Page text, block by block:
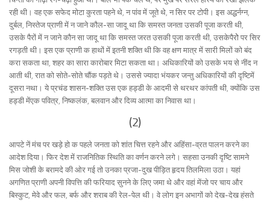
रही थी। वह एक सफेद मोटा कुरता पहने थे, न पांव में जूते थे, न सिर पर टोपी। इस अद्धर्नग्न,
दुर्बल, निस्तेज प्राणी में न जाने कौल-सा जादू था कि समस्त जनता उसकी पूजा करती थी,
उसके पैरों में न जाने कौन सा जादू था कि समस्त जरत उसकी पूजा करती थी, उसकेपैरोे पर सिर
रगड़ती थी। इस एक प्राणी क हाथों में इतनी शक्ति थी कि वह क्षण मात्र में सारी मिलों को बंद
करा सकता था, शहर का सारा कारोबार मिटा सकता था। अधिकारियों को उसके भय से नींद न
आती थी, रात को सोते-सोते चौंक पड़ते थे। उससे ज्यादा भंयकर जन्तु अधिकारियों की दृष्टिमें
दूसरा नथा। ये प्रचंड शासन-शक्ति उस एक हड्डी के आदमी से थरथर कांपती थी, क्योंकि उस
हड्डी मेंएक पवित्र, निष्कलंक, बलवान और दिव्य आत्मा का निवास था।
(2)
आपटे नें मंच पर खड़े हो क पहले जनता को शांत चित्त रहने और अहिंसा-व्रत पालन करने का
आदेश दिया। फिर देश में राजनितिक स्थिति का वर्णन करने लगे। सहसा उनकी दृष्टि सामने
मिस जोशी के बरामदे की ओर गई तो उनका प्रजा-दुख पीड़ित हृदय तिलमिला उठा। यहां
अगणित प्राणी अपनी विपत्ति की फरियाद सुनने के लिए जमा थे और वहां मेंजो पर चाय और
बिस्कुट, मेवे और फल, बर्फ और शराब की रेल-पेल थी। वे लोग इन अभागों को देख-देख हंसते